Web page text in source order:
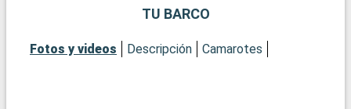
TU BARCO
Fotos y videos Descripción Camarotes